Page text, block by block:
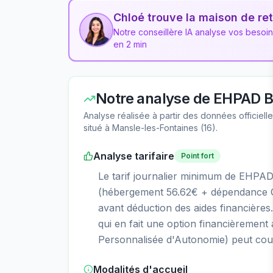
Chloé trouve la maison de
Notre conseillère IA analyse vos
en 2 min
Notre analyse de EHPAD
Analyse réalisée à partir des données
situé à Mansle-les-Fontaines (16).
Analyse tarifaire Point fort
Le tarif journalier minimum de
(hébergement 56.62€ +
avant déduction des aides
qui en fait une option financièrement
Personnalisée d'Autonomie) peut
Modalités d'accueil